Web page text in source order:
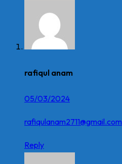
rafiqul anam
05/03/2024
rafiqulanam2711@gmail.com
Reply